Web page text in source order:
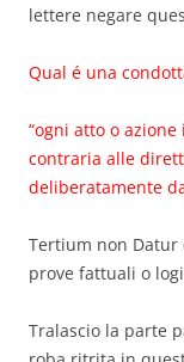
lettere negare
Qual é una
“ogni atto o
contraria alle
deliberatamente
Tertium non Datur
prove fattuali o
Tralascio la parte